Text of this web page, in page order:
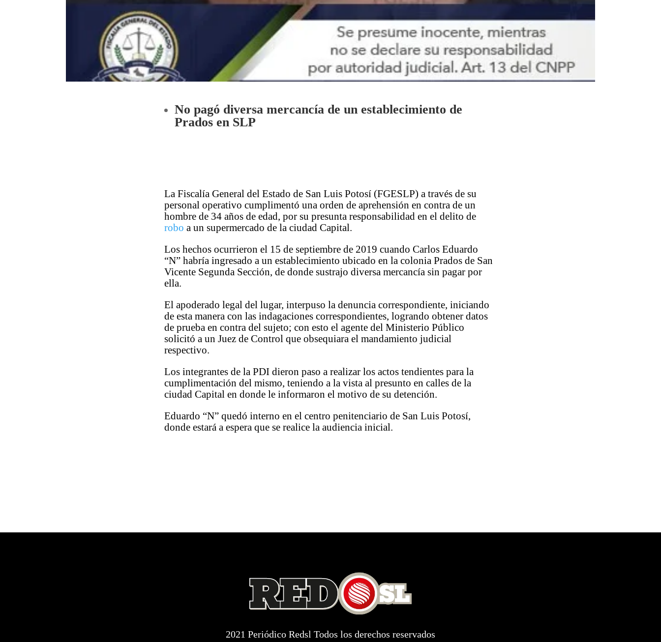
No pagó diversa mercancía de un establecimiento de
Prados en SLP
La Fiscalía General del Estado de San Luis Potosí (FGESLP) a través de su
personal operativo cumplimentó una orden de aprehensión en contra de un
hombre de 34 años de edad, por su presunta responsabilidad en el delito de
robo a un supermercado de la ciudad Capital.
Los hechos ocurrieron el 15 de septiembre de 2019 cuando Carlos Eduardo
“N” habría ingresado a un establecimiento ubicado en la colonia Prados de San
Vicente Segunda Sección, de donde sustrajo diversa mercancía sin pagar por
ella.
El apoderado legal del lugar, interpuso la denuncia correspondiente, iniciando
de esta manera con las indagaciones correspondientes, logrando obtener datos
de prueba en contra del sujeto; con esto el agente del Ministerio Público
solicitó a un Juez de Control que obsequiara el mandamiento judicial
respectivo.
Los integrantes de la PDI dieron paso a realizar los actos tendientes para la
cumplimentación del mismo, teniendo a la vista al presunto en calles de la
ciudad Capital en donde le informaron el motivo de su detención.
Eduardo “N” quedó interno en el centro penitenciario de San Luis Potosí,
donde estará a espera que se realice la audiencia inicial.
2021 Periódico Redsl Todos los derechos reservados